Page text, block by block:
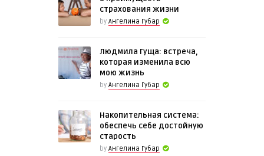
страхования жизни
by Ангелина Губар
Людмила Гуща: встреча,
которая изменила всю
мою жизнь
by Ангелина Губар
Накопительная система:
обеспечь себе достойную
старость
by Ангелина Губар